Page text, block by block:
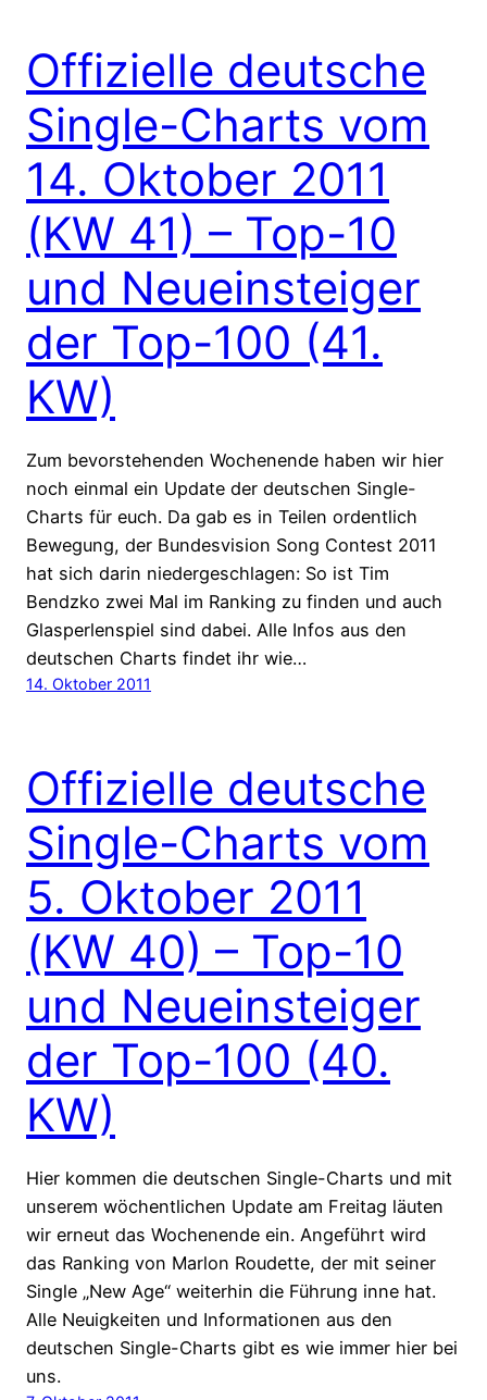
Offizielle deutsche
Single-Charts vom
14. Oktober 2011
(KW 41) – Top-10
und Neueinsteiger
der Top-100 (41.
KW)
Zum bevorstehenden Wochenende haben wir hier
noch einmal ein Update der deutschen Single-
Charts für euch. Da gab es in Teilen ordentlich
Bewegung, der Bundesvision Song Contest 2011
hat sich darin niedergeschlagen: So ist Tim
Bendzko zwei Mal im Ranking zu finden und auch
Glasperlenspiel sind dabei. Alle Infos aus den
deutschen Charts findet ihr wie…
14. Oktober 2011
Offizielle deutsche
Single-Charts vom
5. Oktober 2011
(KW 40) – Top-10
und Neueinsteiger
der Top-100 (40.
KW)
Hier kommen die deutschen Single-Charts und mit
unserem wöchentlichen Update am Freitag läuten
wir erneut das Wochenende ein. Angeführt wird
das Ranking von Marlon Roudette, der mit seiner
Single „New Age“ weiterhin die Führung inne hat.
Alle Neuigkeiten und Informationen aus den
deutschen Single-Charts gibt es wie immer hier bei
uns.